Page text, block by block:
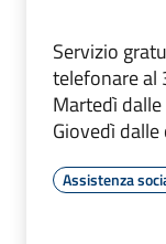
Servizio
telefonare al
Martedì
Giovedì
Assistenza